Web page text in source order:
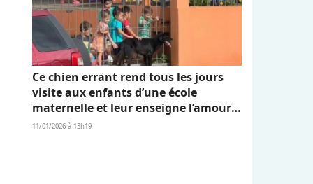
Ce chien errant rend tous les jours
visite aux enfants d’une école
maternelle et leur enseigne l’amour
et l’empathie (vidéo)
11/01/2026 à 13h19